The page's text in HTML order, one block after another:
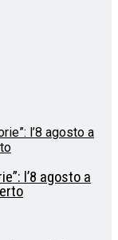
l’8 agosto a